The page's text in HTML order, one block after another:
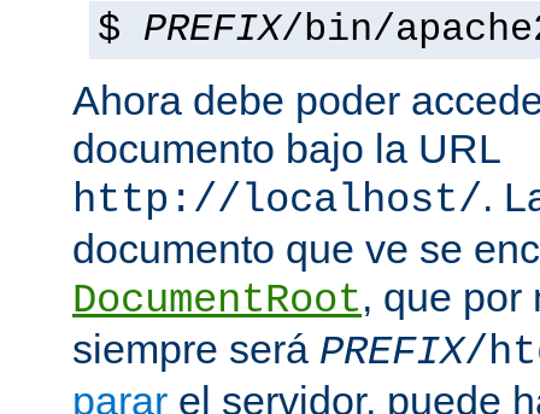
$ PREFIX/bin/
Ahora debe poder
documento bajo la URL
http://localhost/.
documento que ve se
DocumentRoot, que por
siempre será PREFIX/
parar el servidor, puede